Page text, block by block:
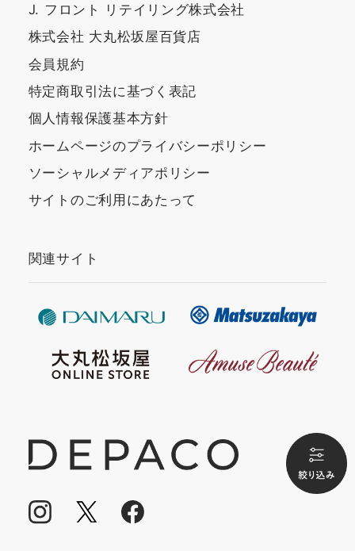
J. フロント リテイリング株式会社
株式会社 大丸松坂屋百貨店
会員規約
特定商取引法に基づく表記
個人情報保護基本方針
ホームページのプライバシーポリシー
ソーシャルメディアポリシー
サイトのご利用にあたって
関連サイト